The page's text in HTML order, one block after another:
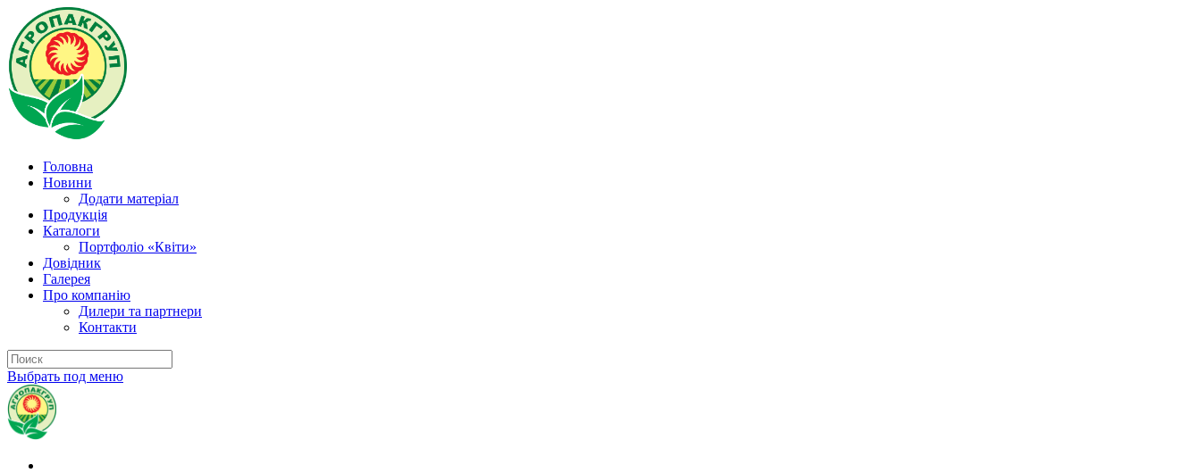
Головна
Новини
Додати матеріал
Продукція
Каталоги
Портфоліо «Квіти»
Довідник
Галерея
Про компанію
Дилери та партнери
Контакти
Выбрать под меню